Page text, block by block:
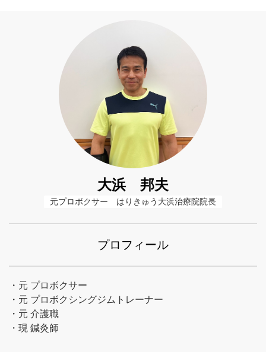
大浜 邦夫
元プロボクサー　はりきゅう大浜治療院院長
プロフィール
・元 プロボクサー
・元 プロボクシングジムトレーナー
・元 介護職
・現 鍼灸師